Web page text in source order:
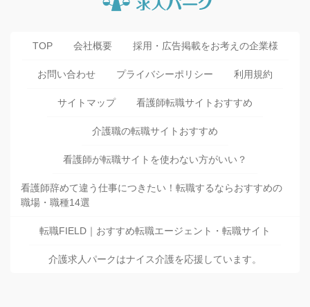
TOP 会社概要 採用・広告掲載をお考えの企業様
お問い合わせ プライバシーポリシー 利用規約
サイトマップ 看護師転職サイトおすすめ
介護職の転職サイトおすすめ
看護師が転職サイトを使わない方がいい？
看護師辞めて違う仕事につきたい！転職するならおすすめの
職場・職種14選
転職FIELD｜おすすめ転職エージェント・転職サイト
介護求人パークはナイス介護を応援しています。